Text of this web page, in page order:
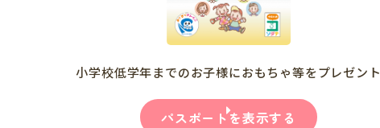
小学校低学年までのお子様におもちゃ等をプレゼント
パスポートを表示する